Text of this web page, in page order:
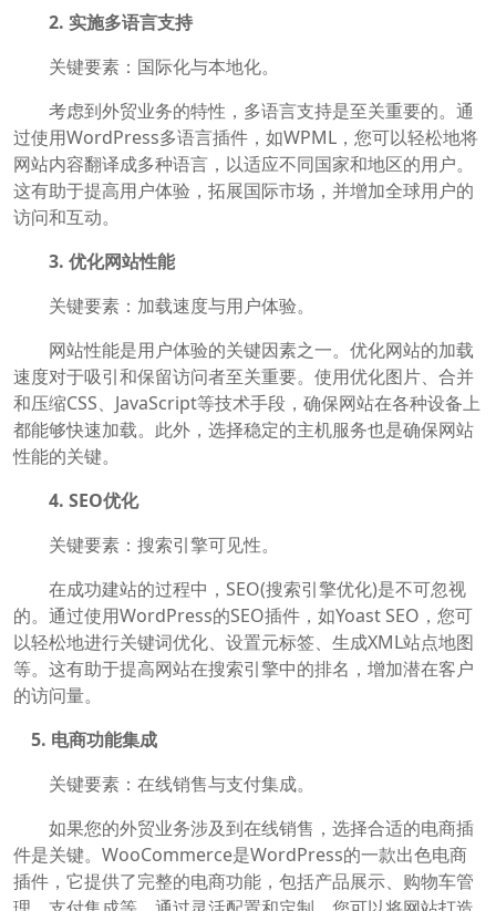
2. 实施多语言支持
关键要素：国际化与本地化。
考虑到外贸业务的特性，多语言支持是至关重要的。通
过使用WordPress多语言插件，如WPML，您可以轻松地将
网站内容翻译成多种语言，以适应不同国家和地区的用户。
这有助于提高用户体验，拓展国际市场，并增加全球用户的
访问和互动。
3. 优化网站性能
关键要素：加载速度与用户体验。
网站性能是用户体验的关键因素之一。优化网站的加载
速度对于吸引和保留访问者至关重要。使用优化图片、合并
和压缩CSS、JavaScript等技术手段，确保网站在各种设备上
都能够快速加载。此外，选择稳定的主机服务也是确保网站
性能的关键。
4. SEO优化
关键要素：搜索引擎可见性。
在成功建站的过程中，SEO(搜索引擎优化)是不可忽视
的。通过使用WordPress的SEO插件，如Yoast SEO，您可
以轻松地进行关键词优化、设置元标签、生成XML站点地图
等。这有助于提高网站在搜索引擎中的排名，增加潜在客户
的访问量。
5. 电商功能集成
关键要素：在线销售与支付集成。
如果您的外贸业务涉及到在线销售，选择合适的电商插
件是关键。WooCommerce是WordPress的一款出色电商
插件，它提供了完整的电商功能，包括产品展示、购物车管